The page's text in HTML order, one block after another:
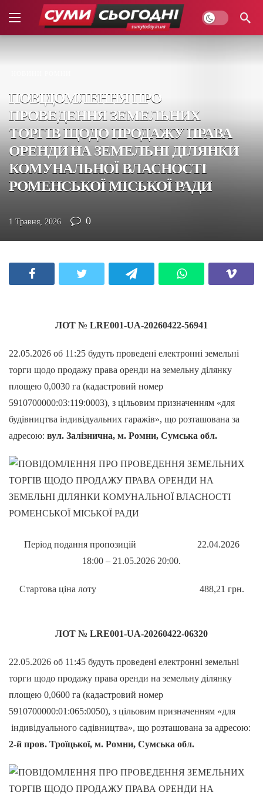
ПОВІДОМЛЕННЯ ПРО
ПРОВЕДЕННЯ ЗЕМЕЛЬНИХ
ТОРГІВ ЩОДО ПРОДАЖУ ПРАВА
ОРЕНДИ НА ЗЕМЕЛЬНІ ДІЛЯНКИ
КОМУНАЛЬНОЇ ВЛАСНОСТІ
РОМЕНСЬКОЇ МІСЬКОЇ РАДИ
1 Травня, 2026 0
ЛОТ № LRE001-UA-20260422-56941
22.05.2026 об 11:25 будуть проведені електронні земельні
торги щодо продажу права оренди на земельну ділянку
площею 0,0030 га (кадастровий номер
5910700000:03:119:0003), з цільовим призначенням «для
будівництва індивідуальних гаражів», що розташована за
адресою: вул. Залізнична, м. Ромни, Сумська обл.
Період подання пропозицій 22.04.2026
18:00 – 21.05.2026 20:00.
Стартова ціна лоту 488,21 грн.
ЛОТ № LRE001-UA-20260422-06320
22.05.2026 об 11:45 будуть проведені електронні земельні
торги щодо продажу права оренди на земельну ділянку
площею 0,0600 га (кадастровий номер
5910700000:01:065:0050), з цільовим призначенням «для
індивідуального садівництва», що розташована за адресою:
2-й пров. Троїцької, м. Ромни, Сумська обл.